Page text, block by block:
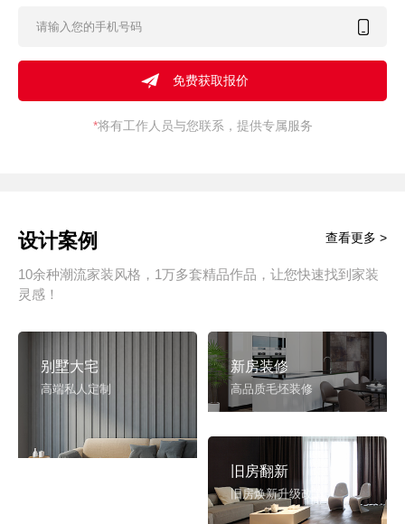
*将有工作人员与您联系，提供专属服务
设计案例
10余种潮流家装风格，1万多套精品作品，让您快速找到家装
灵感！
查看更多 >
别墅大宅
高端私人定制
新房装修
高品质毛坯装修
旧房翻新
旧房焕新升级改造